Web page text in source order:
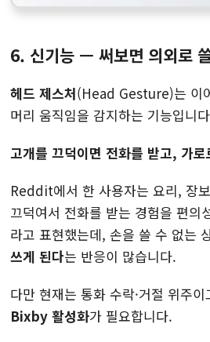
6. 신기능 — 써보면 의외로
헤드 제스처(Head Gesture)는 이
머리 움직임을 감지하는 기능입니
고개를 끄덕이면 전화를 받고, 가
Reddit에서 한 사용자는 요리, 장
끄덕여서 전화를 받는 경험을 편
라고 표현했는데, 손을 쓸 수 없는
쓰게 된다는 반응이 많습니다.
다만 현재는 통화 수락·거절 위주이
Bixby 활성화가 필요합니다.